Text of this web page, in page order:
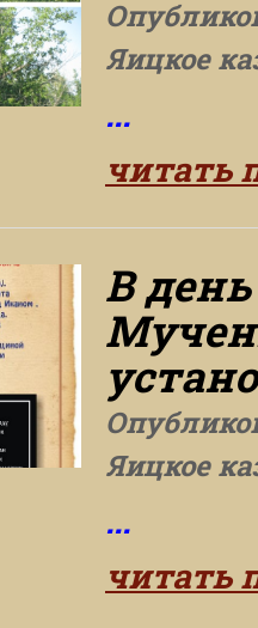
Яицкое
...
читать
В
Яицкое
...
читать